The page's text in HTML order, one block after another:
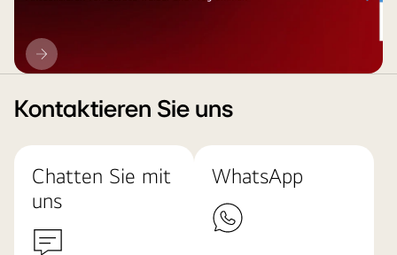
LG
Aktualisieren
Kontaktieren Sie uns
Chatten Sie mit
uns
WhatsApp